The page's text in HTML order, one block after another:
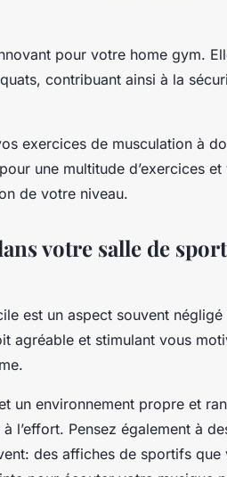
pour votre home gym.
contribuant ainsi à la
exercices de musculation à
une multitude d’exercices et
de votre niveau.
votre salle de
est un aspect souvent
agréable et stimulant vous
un environnement propre et
l’effort. Pensez également à
des affiches de sportifs que